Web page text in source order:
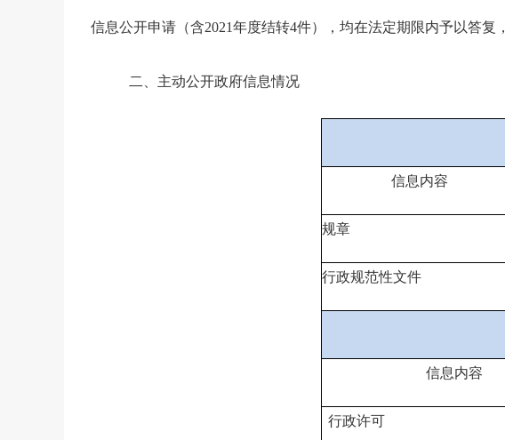
信息公开申请（含2021年度结转4件），均在法定期限内予以答复，
二、主动公开政府信息情况
信息内容
规章
行政规范性文件
信息内容
行政许可